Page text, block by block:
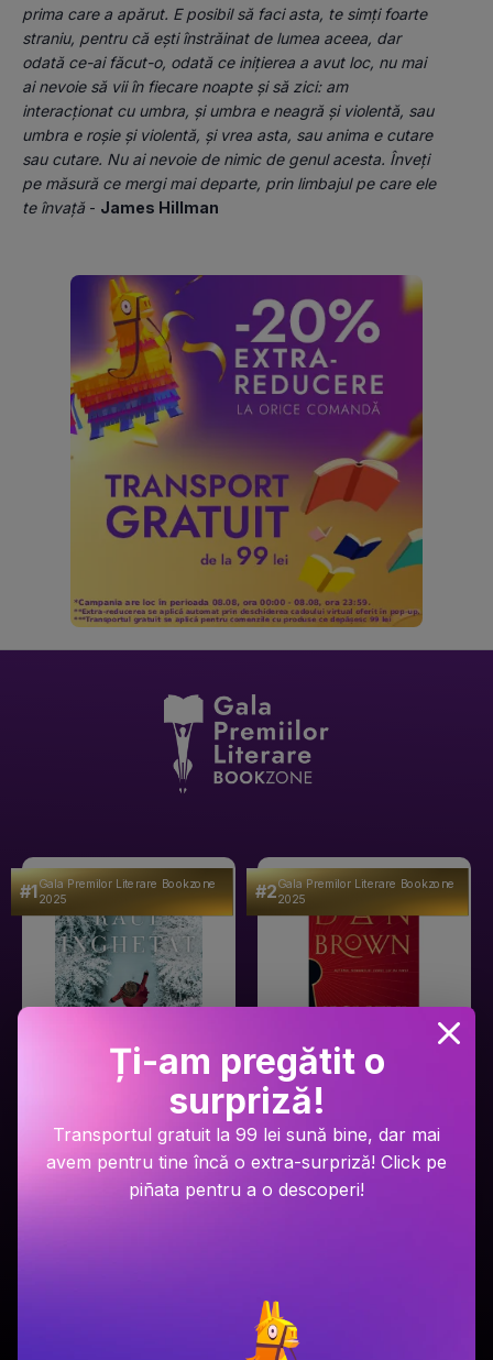
prima care a apărut. E posibil să faci asta, te simți foarte
straniu, pentru că ești înstrăinat de lumea aceea, dar
odată ce-ai făcut-o, odată ce inițierea a avut loc, nu mai
ai nevoie să vii în fiecare noapte și să zici: am
interacționat cu umbra, și umbra e neagră și violentă, sau
umbra e roșie și violentă, și vrea asta, sau anima e cutare
sau cutare. Nu ai nevoie de nimic de genul acesta. Înveți
pe măsură ce mergi mai departe, prin limbajul pe care ele
te învață - James Hillman
#1Gala Premilor Literare Bookzone
2025
Ariel Lawhon
Râul Înghețat
PRP: 59.9 Lei
#2Gala Premilor Literare Bookzone
2025
Secretul secretelor
PRP: 129 Lei
Ți-am pregătit o
surpriză!
Transportul gratuit la 99 lei sună bine, dar mai
avem pentru tine încă o extra-surpriză! Click pe
piñata pentru a o descoperi!